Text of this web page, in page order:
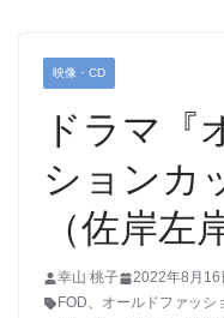
映像・CD
ドラマ『
ションカ
（佐岸
幸山 桃子 2022年8月16
FOD、 オールドファッシ